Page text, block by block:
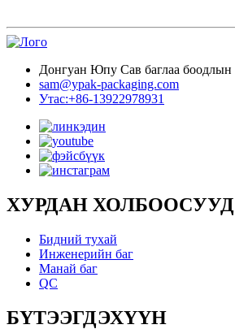
Донгуан Юпу Сав баглаа
sam@ypak-packaging.com
Утас:+86-13922978931
ХУРДАН ХОЛБООСУУД
Бидний тухай
Инженерийн баг
Манай баг
QC
БҮТЭЭГДЭХҮҮН